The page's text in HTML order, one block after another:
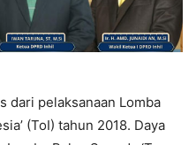
dari pelaksanaan Lomba
(ToI) tahun 2018. Daya